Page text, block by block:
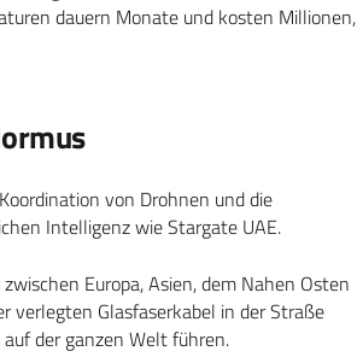
dauern Monate und kosten Millionen,
von Drohnen und die
Intelligenz wie Stargate UAE.
Europa, Asien, dem Nahen Osten
verlegten Glasfaserkabel in der Straße
der ganzen Welt führen.